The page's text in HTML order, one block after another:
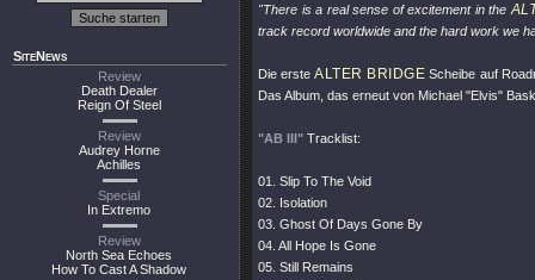
SiteNews
Review
Death Dealer
Reign Of Steel
Review
Audrey Horne
Achilles
Special
In Extremo
Review
North Sea Echoes
How To Cast A Shadow
"There is a real sense of excitement in the
track record worldwide and the hard work we
Die ersteALTER BRIDGE Scheibe auf
Das Album, das erneut von Michael "Elvis"
"AB III" Tracklist:
01. Slip To The Void
02. Isolation
03. Ghost Of Days Gone By
04. All Hope Is Gone
05. Still Remains